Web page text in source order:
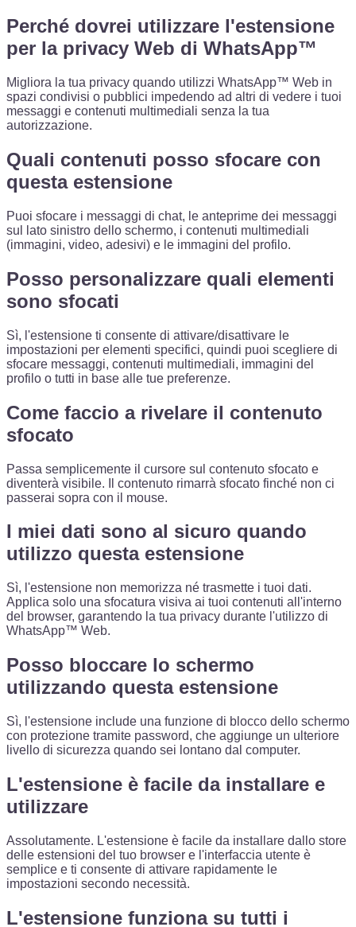
Perché dovrei utilizzare l'estensione
per la privacy Web di WhatsApp™
Migliora la tua privacy quando utilizzi WhatsApp™ Web in
spazi condivisi o pubblici impedendo ad altri di vedere i tuoi
messaggi e contenuti multimediali senza la tua
autorizzazione.
Quali contenuti posso sfocare con
questa estensione
Puoi sfocare i messaggi di chat, le anteprime dei messaggi
sul lato sinistro dello schermo, i contenuti multimediali
(immagini, video, adesivi) e le immagini del profilo.
Posso personalizzare quali elementi
sono sfocati
Sì, l'estensione ti consente di attivare/disattivare le
impostazioni per elementi specifici, quindi puoi scegliere di
sfocare messaggi, contenuti multimediali, immagini del
profilo o tutti in base alle tue preferenze.
Come faccio a rivelare il contenuto
sfocato
Passa semplicemente il cursore sul contenuto sfocato e
diventerà visibile. Il contenuto rimarrà sfocato finché non ci
passerai sopra con il mouse.
I miei dati sono al sicuro quando
utilizzo questa estensione
Sì, l'estensione non memorizza né trasmette i tuoi dati.
Applica solo una sfocatura visiva ai tuoi contenuti all'interno
del browser, garantendo la tua privacy durante l'utilizzo di
WhatsApp™ Web.
Posso bloccare lo schermo
utilizzando questa estensione
Sì, l'estensione include una funzione di blocco dello schermo
con protezione tramite password, che aggiunge un ulteriore
livello di sicurezza quando sei lontano dal computer.
L'estensione è facile da installare e
utilizzare
Assolutamente. L'estensione è facile da installare dallo store
delle estensioni del tuo browser e l'interfaccia utente è
semplice e ti consente di attivare rapidamente le
impostazioni secondo necessità.
L'estensione funziona su tutti i